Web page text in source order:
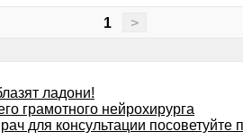
1 >
ладони!
грамотного нейрохирурга
для консультации посоветуйте